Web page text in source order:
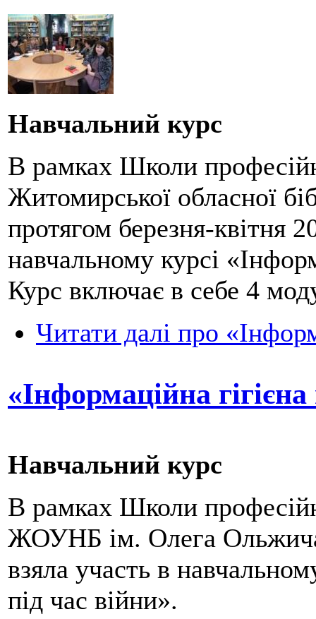
Навчальний курс
В рамках Школи
Житомирської обласної
протягом березня-квітня
навчальному курсі
Курс включає в себе 4
Читати далі про
«Інформаційна
Навчальний курс
В рамках Школи
ЖОУНБ ім. Олега Ольжича
взяла участь в
під час війни».